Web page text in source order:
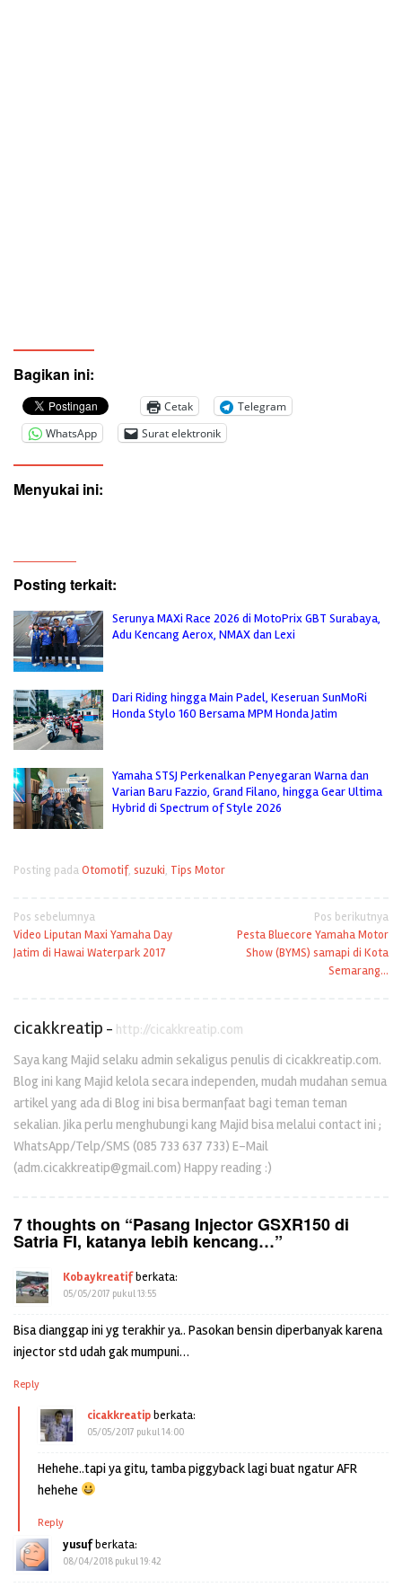
Bagikan ini:
Cetak
Telegram
WhatsApp
Surat elektronik
Menyukai ini:
Posting terkait:
Serunya MAXi Race 2026 di MotoPrix GBT Surabaya,
Adu Kencang Aerox, NMAX dan Lexi
Dari Riding hingga Main Padel, Keseruan SunMoRi
Honda Stylo 160 Bersama MPM Honda Jatim
Yamaha STSJ Perkenalkan Penyegaran Warna dan
Varian Baru Fazzio, Grand Filano, hingga Gear Ultima
Hybrid di Spectrum of Style 2026
Posting padaOtomotif, suzuki, Tips Motor
Navigasi
pos
Pos sebelumnya
Video Liputan Maxi Yamaha Day
Jatim di Hawai Waterpark 2017
Pos berikutnya
Pesta Bluecore Yamaha Motor
Show (BYMS) samapi di Kota
Semarang…
cicakkreatip - http://cicakkreatip.com
Saya kang Majid selaku admin sekaligus penulis di cicakkreatip.com.
Blog ini kang Majid kelola secara independen, mudah mudahan semua
artikel yang ada di Blog ini bisa bermanfaat bagi teman teman
sekalian. Jika perlu menghubungi kang Majid bisa melalui contact ini ;
WhatsApp/Telp/SMS (085 733 637 733) E-Mail
(adm.cicakkreatip@gmail.com) Happy reading :)
7 thoughts on “Pasang Injector GSXR150 di
Satria FI, katanya lebih kencang…”
Kobaykreatifberkata:
05/05/2017 pukul 13:55
Bisa dianggap ini yg terakhir ya.. Pasokan bensin diperbanyak karena
injector std udah gak mumpuni…
Reply
cicakkreatipberkata:
05/05/2017 pukul 14:00
Hehehe..tapi ya gitu, tamba piggyback lagi buat ngatur AFR
hehehe
Reply
yusufberkata:
08/04/2018 pukul 19:42